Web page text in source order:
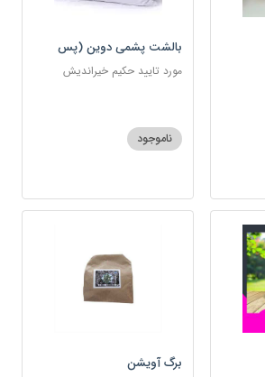
بالشت پشمی دوین (پس
کرایه)
مورد تایید حکیم خیراندیش
ناموجود
برگ آویشن